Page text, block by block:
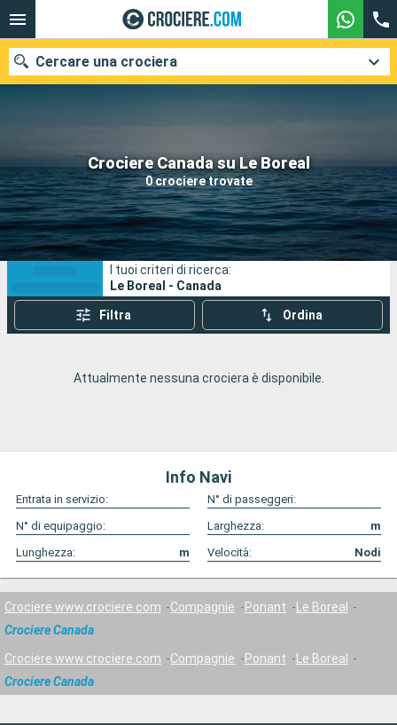
Crociere Canada su Le Boreal
0 crociere trovate
Cercare una crociera
Le nostre destinazioni
Mesi di partenza
Porti Compagnie
Ricerca
I tuoi criteri di ricerca:
Le Boreal - Canada
Filtra Ordina
Attualmente nessuna crociera è disponibile.
Info Navi
Entrata in servizio:
N° di passeggeri:
N° di equipaggio:
Larghezza:
m
Lunghezza:
m Velocità: Nodi
Crociere www.crociere.com Compagnie Ponant
Le Boreal
Crociere Canada
Crociere www.crociere.com Compagnie Ponant
Le Boreal
Crociere Canada